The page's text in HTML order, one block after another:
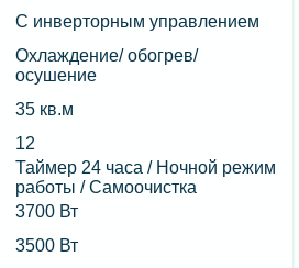
С инверторным управлением
Охлаждение/ обогрев/
осушение
35 кв.м
12
Таймер 24 часа / Ночной режим
работы / Самоочистка
3700 Вт
3500 Вт